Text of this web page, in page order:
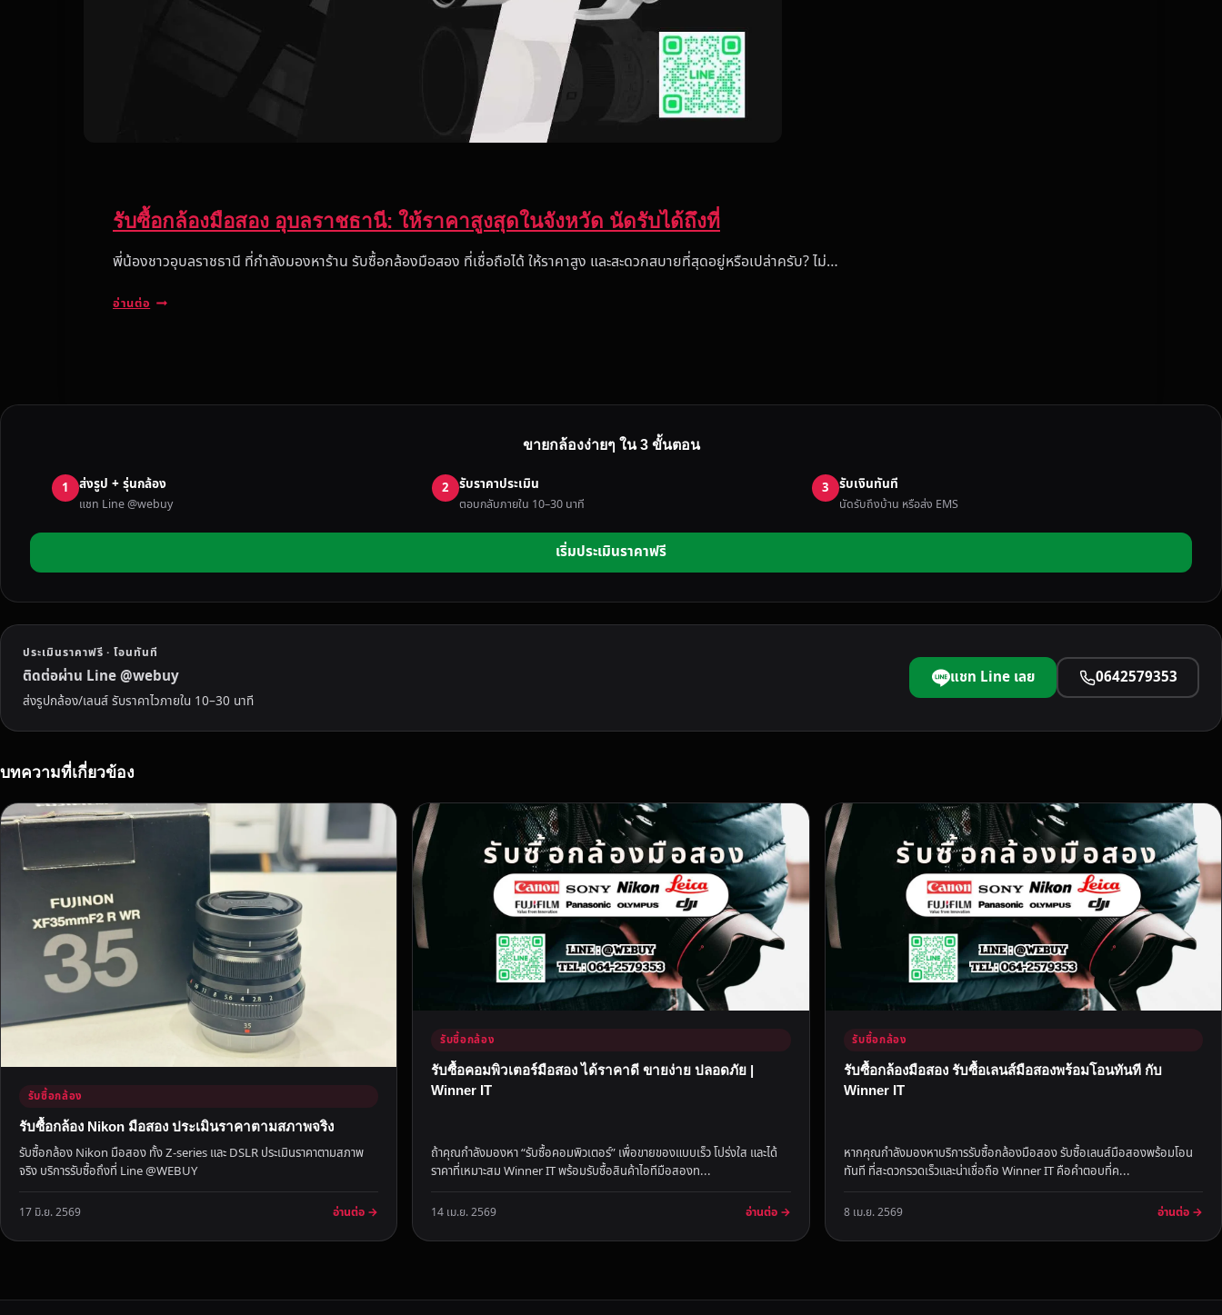
รับซื้อกล้องมือสอง อุบลราชธานี: ให้ราคาสูงสุดในจังหวัด นัดรับได้ถึงที่
พี่น้องชาวอุบลราชธานี ที่กำลังมองหาร้าน รับซื้อกล้องมือสอง ที่เชื่อถือได้ ให้ราคาสูง และสะดวกสบายที่สุดอยู่หรือเปล่าครับ? ไม่…
อ่านต่อ
ล้
อ
ส
อ
อุ
า
ช
ธ
ห้
ร
น
ห
นั
ด
รั
บ
ด้
ที่
ขายกล้องง่ายๆ ใน 3 ขั้นตอน
1 ส่งรูป + รุ่นกล้อง
แชท Line @webuy
2 รับราคาประเมิน
ตอบกลับภายใน 10–30 นาที
3 รับเงินทันที
นัดรับถึงบ้าน หรือส่ง EMS
เริ่มประเมินราคาฟรี
ประเมินราคาฟรี · โอนทันที
ติดต่อผ่าน Line @webuy
ส่งรูปกล้อง/เลนส์ รับราคาไวภายใน 10–30 นาที
แชท Line เลย 0642579353
บทความที่เกี่ยวข้อง
รับซื้อกล้อง
รับซื้อกล้อง Nikon มือสอง ประเมินราคาตามสภาพจริง
รับซื้อกล้อง Nikon มือสอง ทั้ง Z-series และ DSLR ประเมินราคาตามสภาพ
จริง บริการรับซื้อถึงที่ Line @WEBUY
17 มิ.ย. 2569 อ่านต่อ →
รับซื้อกล้อง
รับซื้อคอมพิวเตอร์มือสอง ได้ราคาดี ขายง่าย ปลอดภัย |
Winner IT
ถ้าคุณกำลังมองหา “รับซื้อคอมพิวเตอร์” เพื่อขายของแบบเร็ว โปร่งใส และได้
ราคาที่เหมาะสม Winner IT พร้อมรับซื้อสินค้าไอทีมือสองท...
14 เม.ย. 2569 อ่านต่อ →
รับซื้อกล้อง
รับซื้อกล้องมือสอง รับซื้อเลนส์มือสองพร้อมโอนทันที กับ
Winner IT
หากคุณกำลังมองหาบริการรับซื้อกล้องมือสอง รับซื้อเลนส์มือสองพร้อมโอน
ทันที ที่สะดวกรวดเร็วและน่าเชื่อถือ Winner IT คือคำตอบที่ค...
8 เม.ย. 2569 อ่านต่อ →